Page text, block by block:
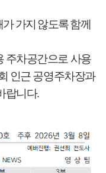
가지 않도록 함께
주차공간으로 사용
인근 공영주차장과
랍니다.